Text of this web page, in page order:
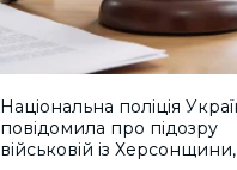
Національна поліція
повідомила про підозру
військовій із